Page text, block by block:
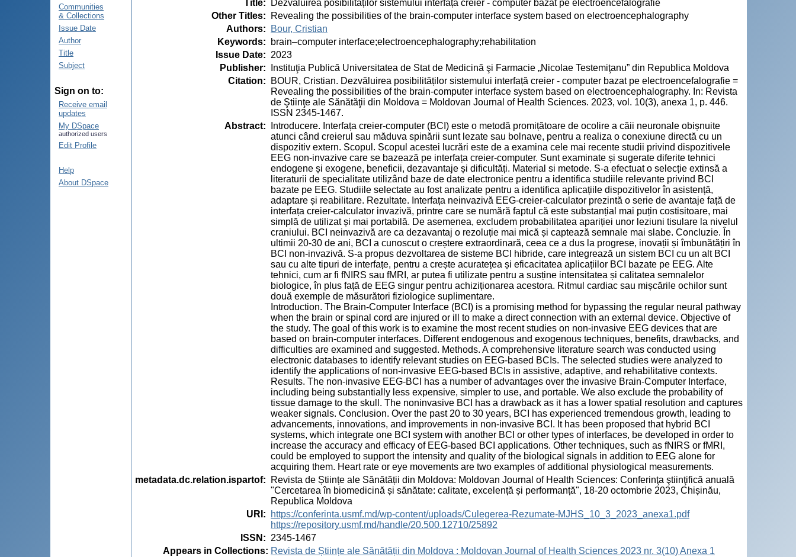
Communities
& Collections
Issue Date
Author
Title
Subject
Sign on to:
Receive email
updates
My DSpace
authorized users
Edit Profile
Help
About DSpace
Title:
Dezvăluirea posibilităților sistemului interfață creier - computer bazat pe electroencefalografie
Other Titles:
Revealing the possibilities of the brain-computer interface system based on electroencephalography
Authors:
Bour, Cristian
Keywords:
brain–computer interface;electroencephalography;rehabilitation
Issue Date: 2023
Publisher:
Instituţia Publică Universitatea de Stat de Medicină şi Farmacie „Nicolae Testemiţanu” din Republica Moldova
Citation:
BOUR, Cristian. Dezvăluirea posibilităților sistemului interfață creier - computer bazat pe electroencefalografie =
Revealing the possibilities of the brain-computer interface system based on electroencephalography. In: Revista
de Ştiinţe ale Sănătăţii din Moldova = Moldovan Journal of Health Sciences. 2023, vol. 10(3), anexa 1, p. 446.
ISSN 2345-1467.
Abstract:
Introducere. Interfața creier-computer (BCI) este o metodă promițătoare de ocolire a căii neuronale obișnuite
atunci când creierul sau măduva spinării sunt lezate sau bolnave, pentru a realiza o conexiune directă cu un
dispozitiv extern. Scopul. Scopul acestei lucrări este de a examina cele mai recente studii privind dispozitivele
EEG non-invazive care se bazează pe interfața creier-computer. Sunt examinate și sugerate diferite tehnici
endogene și exogene, beneficii, dezavantaje și dificultăți. Material si metode. S-a efectuat o selecție extinsă a
literaturii de specialitate utilizând baze de date electronice pentru a identifica studiile relevante privind BCI
bazate pe EEG. Studiile selectate au fost analizate pentru a identifica aplicațiile dispozitivelor în asistență,
adaptare și reabilitare. Rezultate. Interfața neinvazivă EEG-creier-calculator prezintă o serie de avantaje față de
interfața creier-calculator invazivă, printre care se numără faptul că este substanțial mai puțin costisitoare, mai
simplă de utilizat și mai portabilă. De asemenea, excludem probabilitatea apariției unor leziuni tisulare la nivelul
craniului. BCI neinvazivă are ca dezavantaj o rezoluție mai mică și captează semnale mai slabe. Concluzie. În
ultimii 20-30 de ani, BCI a cunoscut o creștere extraordinară, ceea ce a dus la progrese, inovații și îmbunătățiri în
BCI non-invazivă. S-a propus dezvoltarea de sisteme BCI hibride, care integrează un sistem BCI cu un alt BCI
sau cu alte tipuri de interfațe, pentru a crește acuratețea și eficacitatea aplicațiilor BCI bazate pe EEG. Alte
tehnici, cum ar fi fNIRS sau fMRI, ar putea fi utilizate pentru a susține intensitatea și calitatea semnalelor
biologice, în plus față de EEG singur pentru achiziționarea acestora. Ritmul cardiac sau mișcările ochilor sunt
două exemple de măsurători fiziologice suplimentare.
Introduction. The Brain-Computer Interface (BCI) is a promising method for bypassing the regular neural pathway
when the brain or spinal cord are injured or ill to make a direct connection with an external device. Objective of
the study. The goal of this work is to examine the most recent studies on non-invasive EEG devices that are
based on brain-computer interfaces. Different endogenous and exogenous techniques, benefits, drawbacks, and
difficulties are examined and suggested. Methods. A comprehensive literature search was conducted using
electronic databases to identify relevant studies on EEG-based BCIs. The selected studies were analyzed to
identify the applications of non-invasive EEG-based BCIs in assistive, adaptive, and rehabilitative contexts.
Results. The non-invasive EEG-BCI has a number of advantages over the invasive Brain-Computer Interface,
including being substantially less expensive, simpler to use, and portable. We also exclude the probability of
tissue damage to the skull. The noninvasive BCI has a drawback as it has a lower spatial resolution and captures
weaker signals. Conclusion. Over the past 20 to 30 years, BCI has experienced tremendous growth, leading to
advancements, innovations, and improvements in non-invasive BCI. It has been proposed that hybrid BCI
systems, which integrate one BCI system with another BCI or other types of interfaces, be developed in order to
increase the accuracy and efficacy of EEG-based BCI applications. Other techniques, such as fNIRS or fMRI,
could be employed to support the intensity and quality of the biological signals in addition to EEG alone for
acquiring them. Heart rate or eye movements are two examples of additional physiological measurements.
metadata.dc.relation.ispartof:
Revista de Științe ale Sănătății din Moldova: Moldovan Journal of Health Sciences: Conferinţa ştiinţifică anuală
"Cercetarea în biomedicină și sănătate: calitate, excelență și performanță", 18-20 octombrie 2023, Chișinău,
Republica Moldova
URI :
https://conferinta.usmf.md/wp-content/uploads/Culegerea-Rezumate-MJHS_10_3_2023_anexa1.pdf
https://repository.usmf.md/handle/20.500.12710/25892
ISSN : 2345-1467
Appears in Collections: Revista de Științe ale Sănătății din Moldova : Moldovan Journal of Health Sciences 2023 nr. 3(10) Anexa 1